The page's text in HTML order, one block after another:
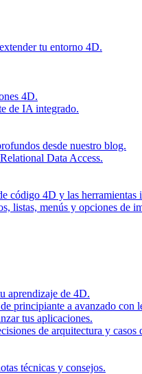
tu entorno 4D.
4D.
de IA integrado.
desde nuestro blog.
Data Access.
código 4D y las herramientas
listas, menús y opciones de
aprendizaje de 4D.
principiante a avanzado con
tus aplicaciones.
de arquitectura y
técnicas y consejos.